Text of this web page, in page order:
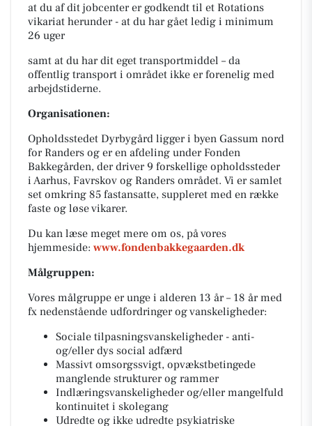
at du af dit jobcenter er godkendt til et Rotations
vikariat herunder - at du har gået ledig i minimum
26 uger
samt at du har dit eget transportmiddel – da
offentlig transport i området ikke er forenelig med
arbejdstiderne.
Organisationen:
Opholdsstedet Dyrbygård ligger i byen Gassum nord
for Randers og er en afdeling under Fonden
Bakkegården, der driver 9 forskellige opholdssteder
i Aarhus, Favrskov og Randers området. Vi er samlet
set omkring 85 fastansatte, suppleret med en række
faste og løse vikarer.
Du kan læse meget mere om os, på vores
hjemmeside: www.fondenbakkegaarden.dk
Målgruppen:
Vores målgruppe er unge i alderen 13 år – 18 år med
fx nedenstående udfordringer og vanskeligheder:
Sociale tilpasningsvanskeligheder - anti-
og/eller dys social adfærd
Massivt omsorgssvigt, opvækstbetingede
manglende strukturer og rammer
Indlæringsvanskeligheder og/eller mangelfuld
kontinuitet i skolegang
Udredte og ikke udredte psykiatriske